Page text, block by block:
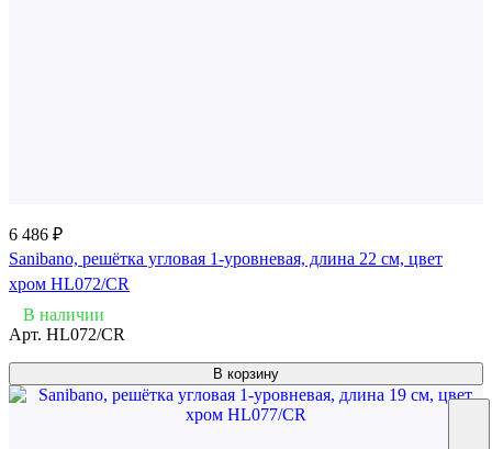
6 486 ₽
Sanibano, решётка угловая 1-уровневая, длина 22 см, цвет
хром HL072/CR
В наличии
Арт. HL072/CR
В корзину